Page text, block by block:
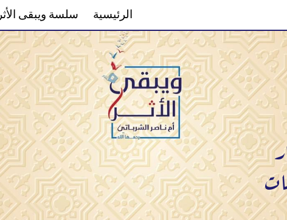
سلسة ويبقى الأثر لسان صدقٍٍ في الآخرين